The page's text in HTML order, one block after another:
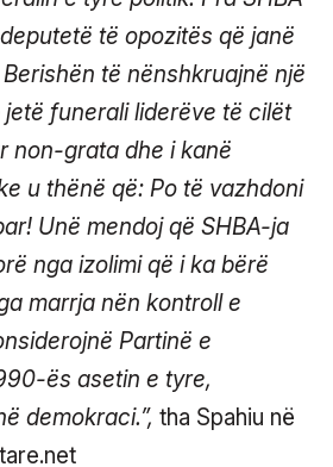
të opozitës që janë
të nënshkruajnë një
funerali liderëve të cilët
non-grata dhe i kanë
u thënë që: Po të vazhdoni
Unë mendoj që SHBA-ja
nga izolimi që i ka bërë
marrja nën kontroll e
Partinë e
ës asetin e tyre,
demokraci.”, tha Spahiu në